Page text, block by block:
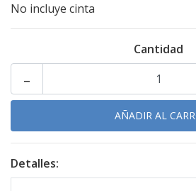
No incluye cinta
Cantidad
-
Detalles: